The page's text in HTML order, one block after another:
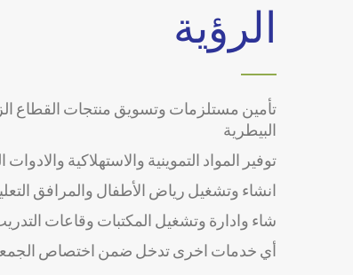
الرؤية
تأمين مستلزمات وتسويق منتجات القطاع
البيطرية
توفير المواد التموينية والاستهلاكية
انشاء وتشغيل رياض الأطفال والمرافق
شاء وادارة وتشغيل المكتبات وقاعات
أي خدمات اخرى تدخل ضمن اختصاص